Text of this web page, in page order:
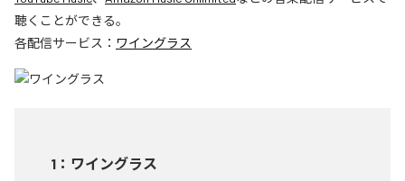
聴くことができる。
各配信サービス： ワイングラス
1 ： ワイングラス